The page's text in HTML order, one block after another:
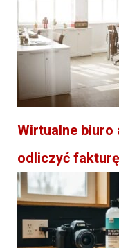
Wirtualne biuro
odliczyć